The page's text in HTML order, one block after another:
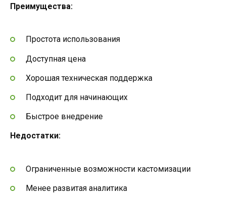
Преимущества:
Простота использования
Доступная цена
Хорошая техническая поддержка
Подходит для начинающих
Быстрое внедрение
Недостатки:
Ограниченные возможности кастомизации
Менее развитая аналитика